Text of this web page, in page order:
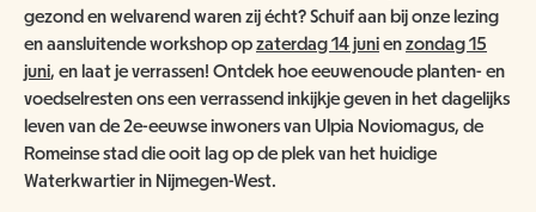
GROEPSBEZOEK
SCHOOLBEZOEK
ANBI
COMITÉ VAN AANBEVELING
BESTUUR
VRIJWILLIGERS
VACATURES
WORD VRIEND
NATUUR- & MILIEUORGANISATIES
NATUUR- & MILIEUORGANISATIES
NME NIEUWS & INSPIRATIE
SCHOLEN
gezond en welvarend waren zij écht? Schuif aan bij onze lezing
en aansluitende workshop opzaterdag 14 junienzondag 15
juni, en laat je verrassen! Ontdek hoe eeuwenoude planten- en
voedselresten ons een verrassend inkijkje geven in het dagelijks
leven van de 2e-eeuwse inwoners van Ulpia Noviomagus, de
Romeinse stad die ooit lag op de plek van het huidige
Waterkwartier in Nijmegen-West.